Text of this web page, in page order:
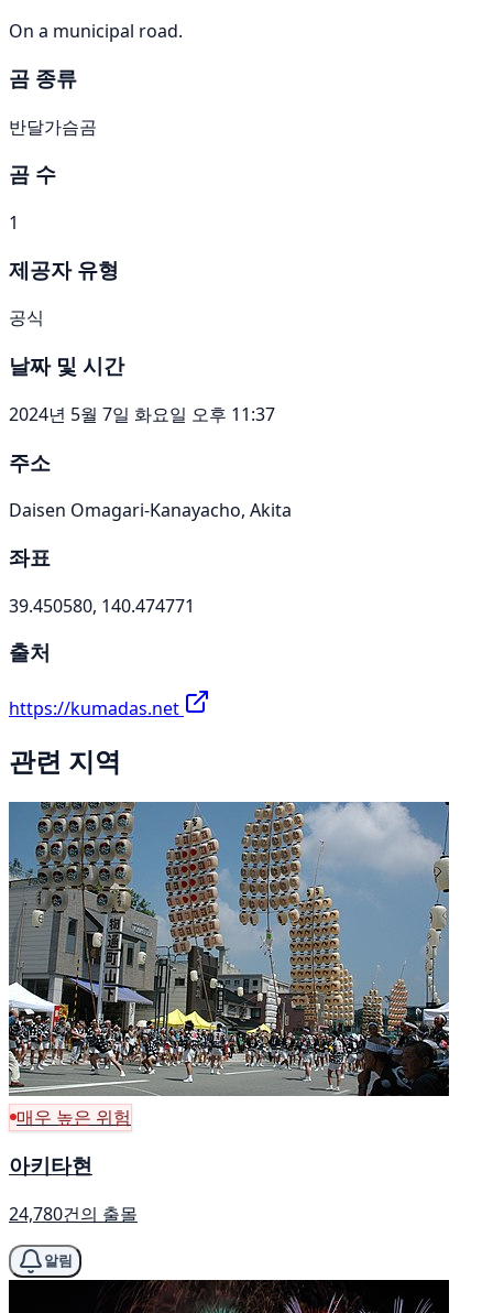
On a municipal road.
곰 종류
반달가슴곰
곰 수
1
제공자 유형
공식
날짜 및 시간
2024년 5월 7일 화요일 오후 11:37
주소
Daisen Omagari-Kanayacho, Akita
좌표
39.450580, 140.474771
출처
https://kumadas.net
관련 지역
매우 높은 위험
아키타현
24,780건의 출몰
알림